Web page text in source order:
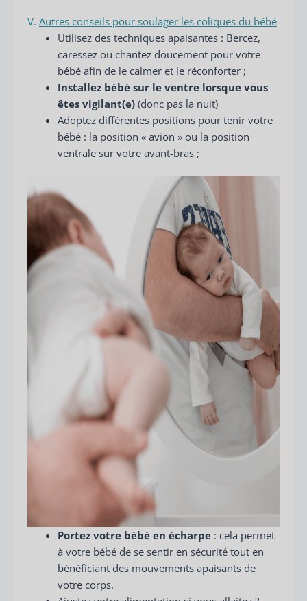
V. Autres conseils pour soulager les coliques du bébé
Utilisez des techniques apaisantes : Bercez,
caressez ou chantez doucement pour votre
bébé afin de le calmer et le réconforter ;
Installez bébé sur le ventre lorsque vous
êtes vigilant(e)(donc pas la nuit)
Adoptez différentes positions pour tenir votre
bébé : la position « avion » ou la position
ventrale sur votre avant-bras ;
Portez votre bébé en écharpe: cela permet
à votre bébé de se sentir en sécurité tout en
bénéficiant des mouvements apaisants de
votre corps.